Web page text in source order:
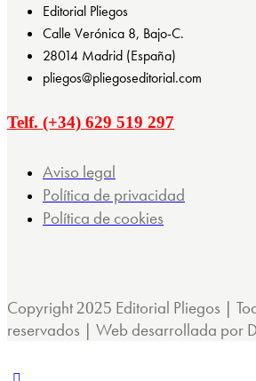
Editorial Pliegos
Calle Verónica 8, Bajo-C.
28014 Madrid (España)
pliegos@pliegoseditorial.com
Telf. (+34) 629 519 297
Aviso legal
Política de privacidad
Política de cookies
Copyright 2025 Editorial Pliegos |
reservados | Web desarrollada por